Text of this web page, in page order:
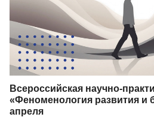
Всероссийская научно-
«Феноменология развития и
апреля